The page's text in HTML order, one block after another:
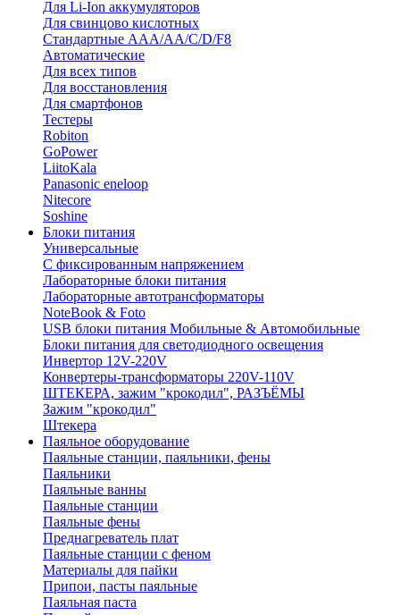
Для Li-Ion аккумуляторов
Для свинцово кислотных
Стандартные ААА/АА/С/D/F8
Автоматические
Для всех типов
Для восстановления
Для смартфонов
Тестеры
Robiton
GoPower
LiitoKala
Panasonic eneloop
Nitecore
Soshine
Блоки питания
Универсальные
C фиксированным напряжением
Лабораторные блоки питания
Лабораторные автотрансформаторы
NoteBook & Foto
USB блоки питания Мобильные & Автомобильные
Блоки питания для светодиодного освещения
Инвертор 12V-220V
Конвертеры-трансформаторы 220V-110V
ШТЕКЕРА, зажим "крокодил", РАЗЪЁМЫ
Зажим "крокодил"
Штекера
Паяльное оборудование
Паяльные станции, паяльники, фены
Паяльники
Паяльные ванны
Паяльные станции
Паяльные фены
Преднагреватель плат
Паяльные станции с феном
Материалы для пайки
Припои, пасты паяльные
Паяльная паста